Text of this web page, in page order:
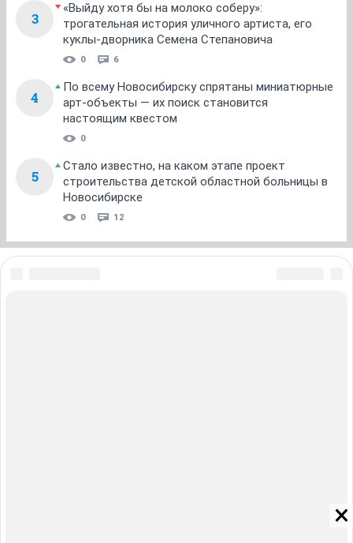
3
«Выйду хотя бы на молоко соберу»:
трогательная история уличного артиста, его
куклы-дворника Семена Степановича
0 6
4
По всему Новосибирску спрятаны миниатюрные
арт-объекты — их поиск становится
настоящим квестом
0
5
Стало известно, на каком этапе проект
строительства детской областной больницы в
Новосибирске
0 12